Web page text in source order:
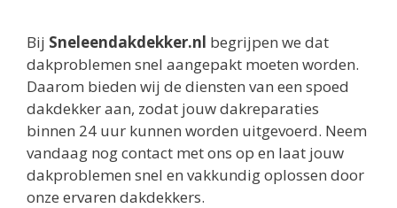
Bij Sneleendakdekker.nl begrijpen we dat
dakproblemen snel aangepakt moeten worden.
Daarom bieden wij de diensten van een spoed
dakdekker aan, zodat jouw dakreparaties
binnen 24 uur kunnen worden uitgevoerd. Neem
vandaag nog contact met ons op en laat jouw
dakproblemen snel en vakkundig oplossen door
onze ervaren dakdekkers.